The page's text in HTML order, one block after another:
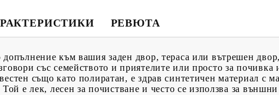
РЕВЮТА
към вашия заден двор, тераса или вътрешен
със семейството и приятелите или просто за почивка
също като полиратан, е здрав синтетичен материал с
е лек, лесен за почистване и често се използва за